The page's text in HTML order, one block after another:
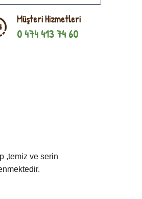
Müşteri Hizmetleri
0 474 413 74 60
,temiz ve serin